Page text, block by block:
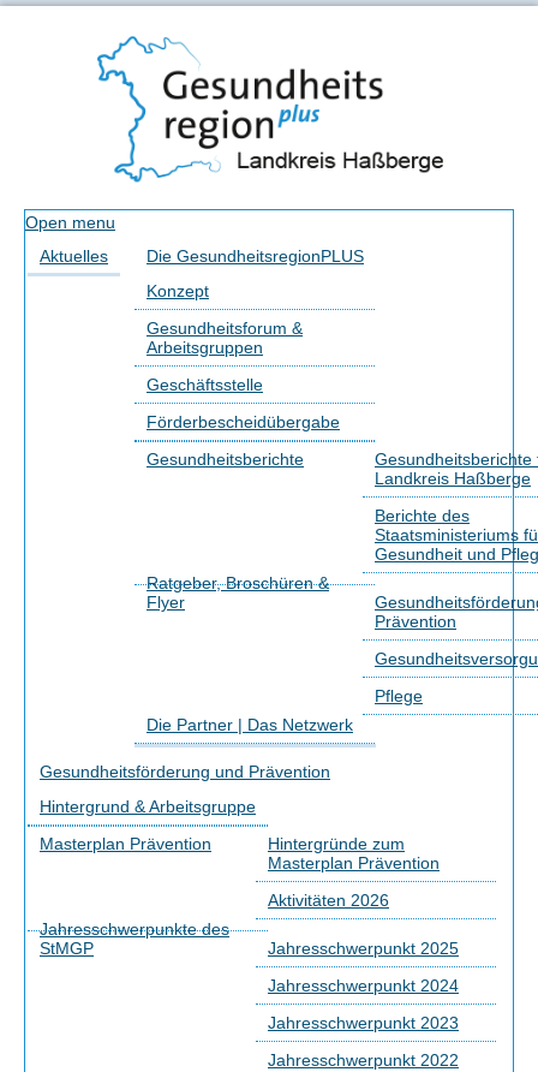
Open menu
Aktuelles
Die GesundheitsregionPLUS
Konzept
Gesundheitsforum &
Arbeitsgruppen
Geschäftsstelle
Förderbescheidübergabe
Gesundheitsberichte
Gesundheitsberichte
Landkreis Haßberge
Berichte des
Staatsministeriums
Gesundheit und
Ratgeber, Broschüren &
Flyer
Prävention
Pflege
Die Partner | Das Netzwerk
Gesundheitsförderung und Prävention
Hintergrund & Arbeitsgruppe
Masterplan Prävention
Hintergründe zum
Masterplan Prävention
Aktivitäten 2026
Jahresschwerpunkte des
StMGP
Jahresschwerpunkt 2025
Jahresschwerpunkt 2024
Jahresschwerpunkt 2023
Jahresschwerpunkt 2022